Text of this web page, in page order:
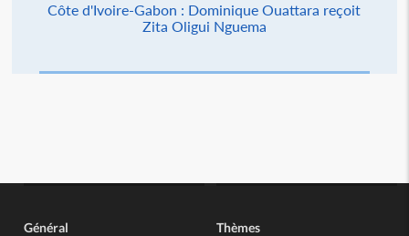
Côte d'Ivoire-Gabon : Dominique Ouattara reçoit
Zita Oligui Nguema
Général Thèmes